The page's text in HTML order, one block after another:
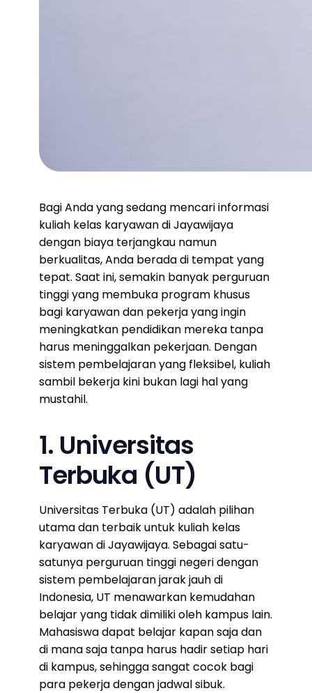
Bagi Anda yang sedang mencari informasi
kuliah kelas karyawan di Jayawijaya
dengan biaya terjangkau namun
berkualitas, Anda berada di tempat yang
tepat. Saat ini, semakin banyak perguruan
tinggi yang membuka program khusus
bagi karyawan dan pekerja yang ingin
meningkatkan pendidikan mereka tanpa
harus meninggalkan pekerjaan. Dengan
sistem pembelajaran yang fleksibel, kuliah
sambil bekerja kini bukan lagi hal yang
mustahil.
1. Universitas
Terbuka (UT)
Universitas Terbuka (UT) adalah pilihan
utama dan terbaik untuk kuliah kelas
karyawan di Jayawijaya. Sebagai satu-
satunya perguruan tinggi negeri dengan
sistem pembelajaran jarak jauh di
Indonesia, UT menawarkan kemudahan
belajar yang tidak dimiliki oleh kampus lain.
Mahasiswa dapat belajar kapan saja dan
di mana saja tanpa harus hadir setiap hari
di kampus, sehingga sangat cocok bagi
para pekerja dengan jadwal sibuk.